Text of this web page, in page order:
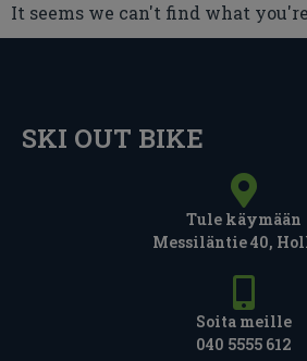
It seems we can't find what
SKI OUT BIKE
Tule käymään
Messiläntie 40,
Soita meille
040 5555 612